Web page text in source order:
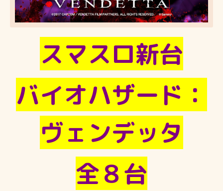
スマスロ新台
バイオハザード：
ヴェンデッタ
全８台